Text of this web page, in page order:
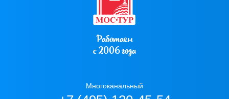
Работаем
с 2006 года
Многоканальный